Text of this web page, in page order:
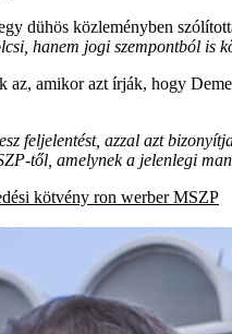
dühös közleményben
hanem jogi szempontból is
az, amikor azt írják, hogy
feljelentést, azzal azt
től, amelynek a jelenlegi
kötvény ron werber MSZP